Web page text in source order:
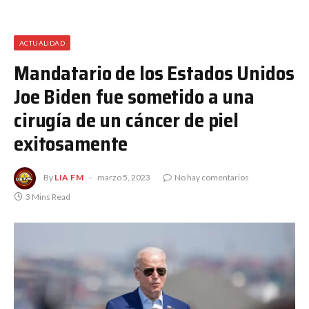
ACTUALIDAD
Mandatario de los Estados Unidos
Joe Biden fue sometido a una
cirugía de un cáncer de piel
exitosamente
By LIA FM marzo 5, 2023
No hay comentarios
3 Mins Read